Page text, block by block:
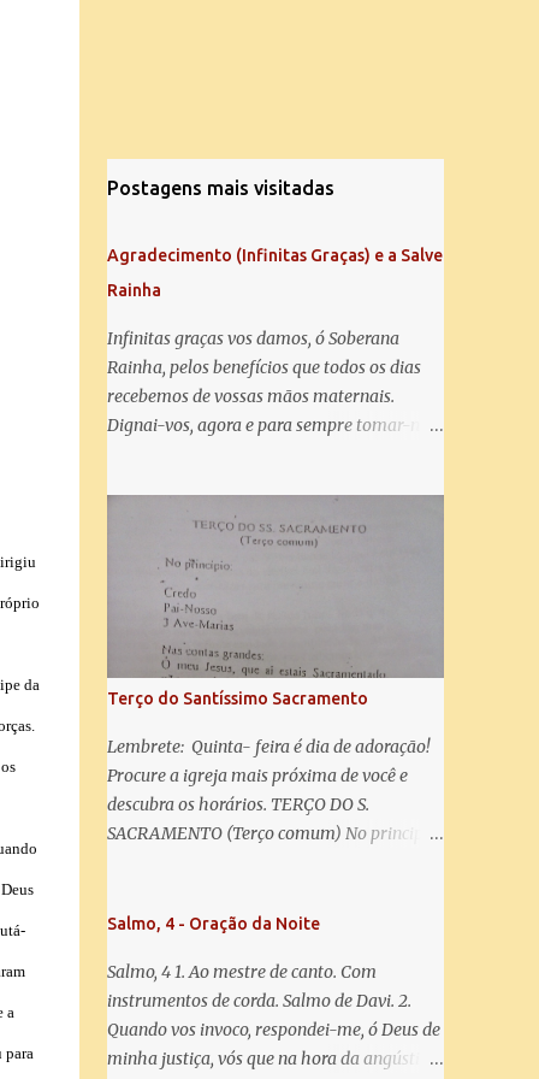
da
a
para
Postagens mais visitadas
Agradecimento (Infinitas Graças) e a Salve
Rainha
Infinitas graças vos damos, ó Soberana
Rainha, pelos benefícios que todos os dias
recebemos de vossas mãos maternais.
Dignai-vos, agora e para sempre tomar-nos
Salve Rainha: Salve Rainha , Mãe de
misericórdia, vida, doçura, esperança nossa,
salve! A vós bradamos os degredados filhos
de Eva, a vós suspiramos, gemendo e
chorando neste vale de lágrimas. Eia, pois,
Advogada nossa, estes vossos olhos
misericordiosos a nós volvei, e depois deste
desterro, mostrai-nos Jesus. Bendito é o
fruto do vosso ventre, ó clemente, ó piedosa,
ó doce e sempre Virgem Maria. Rogai por
nós Santa Mãe de Deus. Para que sejamos
dignos das promessas de Cristo. Amém.
Terço do Santíssimo Sacramento
Lembrete: Quinta- feira é dia de adoração!
Procure a igreja mais próxima de você e
descubra os horários. TERÇO DO S.
SACRAMENTO (Terço comum) No principio:
Sacramentado, não permitais que eu viva
coração ao Vosso e o Vosso ao meu, e, nem
sem Vós morra eu! Nas contas pequenas:
Sacramento de Amor! Misericórdia Senhor!
Glória ao Pai: Cristo pão da vida e remédio
Salmo, 4 - Oração da Noite
Salmo, 4 1. Ao mestre de canto. Com
instrumentos de corda. Salmo de Davi. 2.
Quando vos invoco, respondei-me, ó Deus de
minha justiça, vós que na hora da angústia